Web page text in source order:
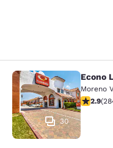
Econo Lodge
30
Econo
Moreno
2.9(